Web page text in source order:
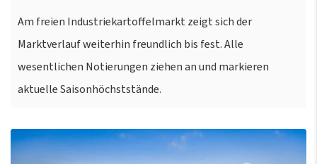
Am freien Industriekartoffelmarkt zeigt sich der
Marktverlauf weiterhin freundlich bis fest. Alle
wesentlichen Notierungen ziehen an und markieren
aktuelle Saisonhöchststände.